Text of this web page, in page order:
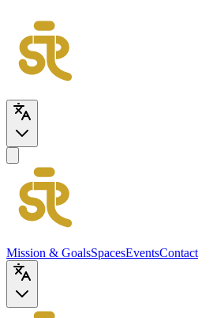
Mission & GoalsSpacesEventsContact